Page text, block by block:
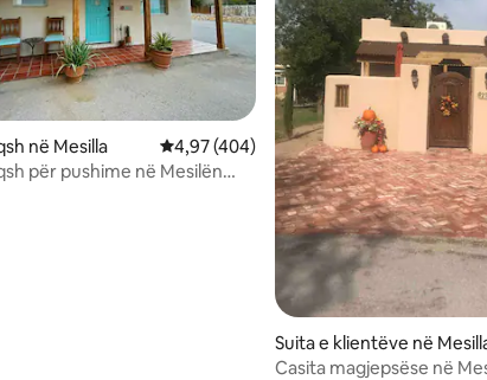
5, 225 vlerësime
në Mesilla Vlerësimi mesatar 4,97 nga 5, 404
4,97 (404)
për pushime në Mesilën
Suita e klientëve në
Casita magjepsëse në